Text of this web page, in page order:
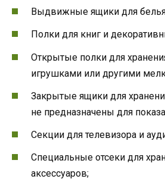
Выдвижные ящики для белья
Полки для книг и
Открытые полки для
игрушками или другими
Закрытые ящики для
не предназначены для
Секции для телевизора и
Специальные отсеки для
аксессуаров;